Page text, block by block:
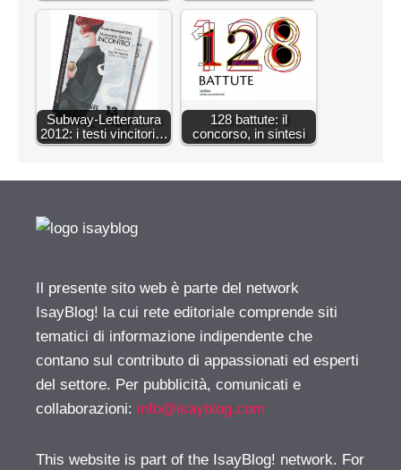
Subway-Letteratura
2012: i testi vincitori…
128 battute: il
concorso, in sintesi
Il presente sito web è parte del network
IsayBlog! la cui rete editoriale comprende siti
tematici di informazione indipendente che
contano sul contributo di appassionati ed esperti
del settore. Per pubblicità, comunicati e
collaborazioni: info@isayblog.com
This website is part of the IsayBlog! network. For